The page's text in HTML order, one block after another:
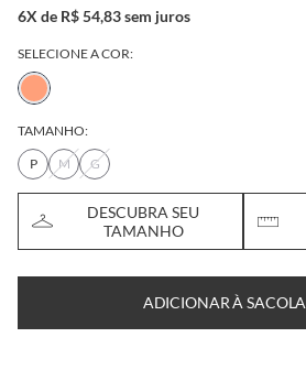
6X de R$ 54,83 sem juros
SELECIONE A COR:
TAMANHO:
P
M G
DESCUBRA SEU
TAMANHO
ADICIONAR À SACOLA